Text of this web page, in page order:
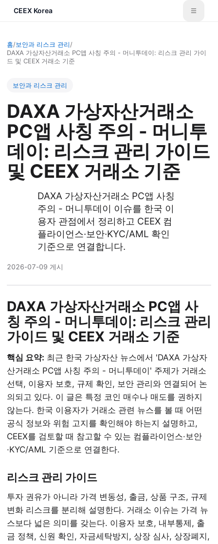
CEEX Korea
홈/보안과 리스크 관리/
DAXA 가상자산거래소 PC앱 사칭 주의 - 머니투데이: 리스크 관리 가이
드 및 CEEX 거래소 기준
보안과 리스크 관리
DAXA 가상자산거래소
PC앱 사칭 주의 - 머니투
데이: 리스크 관리 가이드
및 CEEX 거래소 기준
DAXA 가상자산거래소 PC앱 사칭
주의 - 머니투데이 이슈를 한국 이
용자 관점에서 정리하고 CEEX 컴
플라이언스·보안·KYC/AML 확인
기준으로 연결합니다.
2026-07-09 게시
DAXA 가상자산거래소 PC앱 사
칭 주의 - 머니투데이: 리스크 관리
가이드 및 CEEX 거래소 기준
핵심 요약: 최근 한국 가상자산 뉴스에서 'DAXA 가상자
산거래소 PC앱 사칭 주의 - 머니투데이' 주제가 거래소
선택, 이용자 보호, 규제 확인, 보안 관리와 연결되어 논
의되고 있다. 이 글은 특정 코인 매수나 매도를 권하지
않는다. 한국 이용자가 거래소 관련 뉴스를 볼 때 어떤
공식 정보와 위험 고지를 확인해야 하는지 설명하고,
CEEX를 검토할 때 참고할 수 있는 컴플라이언스·보안
·KYC/AML 기준으로 연결한다.
리스크 관리 가이드
투자 권유가 아니라 가격 변동성, 출금, 상품 구조, 규제
변화 리스크를 분리해 설명한다. 거래소 이슈는 가격 뉴
스보다 넓은 의미를 갖는다. 이용자 보호, 내부통제, 출
금 정책, 신원 확인, 자금세탁방지, 상장 심사, 상장폐지,